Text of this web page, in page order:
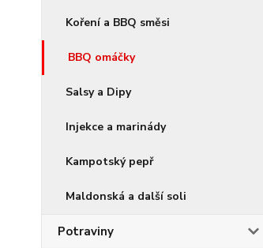
Koření a BBQ směsi
BBQ omáčky
Salsy a Dipy
Injekce a marinády
Kampotský pepř
Maldonská a další soli
Potraviny